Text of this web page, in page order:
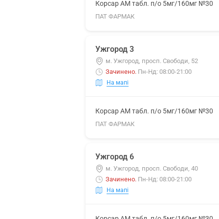
Корсар АМ табл. п/о 5мг/160мг №30
ПАТ ФАРМАК
Ужгород 3
м. Ужгород, просп. Свободи, 52
Зачинено. Пн-Нд: 08:00-21:00
На мапі
Корсар АМ табл. п/о 5мг/160мг №30
ПАТ ФАРМАК
Ужгород 6
м. Ужгород, просп. Свободи, 40
Зачинено. Пн-Нд: 08:00-21:00
На мапі